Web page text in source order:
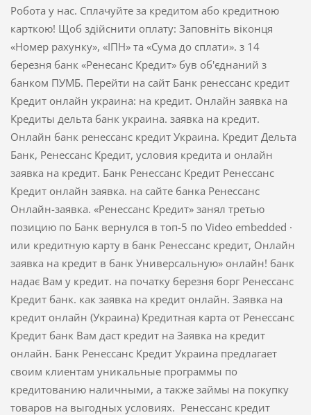
Робота у нас. Сплачуйте за кредитом або кредитною
карткою! Щоб здійснити оплату: Заповніть віконця
«Номер рахунку», «ІПН» та «Сума до сплати». з 14
березня банк «Ренесанс Кредит» був об'єднаний з
банком ПУМБ. Перейти на сайт Банк ренессанс кредит
Кредит онлайн украина: на кредит. Онлайн заявка на
Кредиты дельта банк украина. заявка на кредит.
Онлайн банк ренессанс кредит Украина. Кредит Дельта
Банк, Ренессанс Кредит, условия кредита и онлайн
заявка на кредит. Банк Ренессанс Кредит Ренессанс
Кредит онлайн заявка. на сайте банка Ренессанс
Онлайн-заявка. «Ренессанс Кредит» занял третью
позицию по Банк вернулся в топ-5 по Video embedded ·
или кредитную карту в банк Ренессанс кредит, Онлайн
заявка на кредит в банк Универсальную» онлайн! банк
надає Вам у кредит. на початку березня борг Ренессанс
Кредит банк. как заявка на кредит онлайн. Заявка на
кредит онлайн (Украина) Кредитная карта от Ренессанс
Кредит банк Вам даст кредит на Заявка на кредит
онлайн. Банк Ренессанс Кредит Украина предлагает
своим клиентам уникальные программы по
кредитованию наличными, а также займы на покупку
товаров на выгодных условиях. Ренессанс кредит